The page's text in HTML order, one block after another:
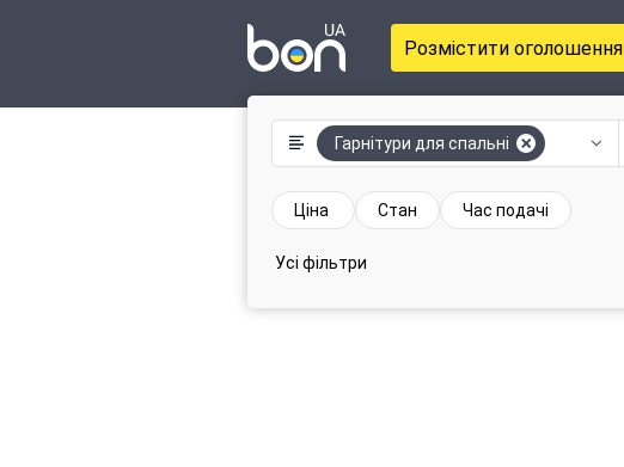
Розмістити оголошення
Гарнітури для спальні
Ціна Стан Час подачі
Усі фільтри